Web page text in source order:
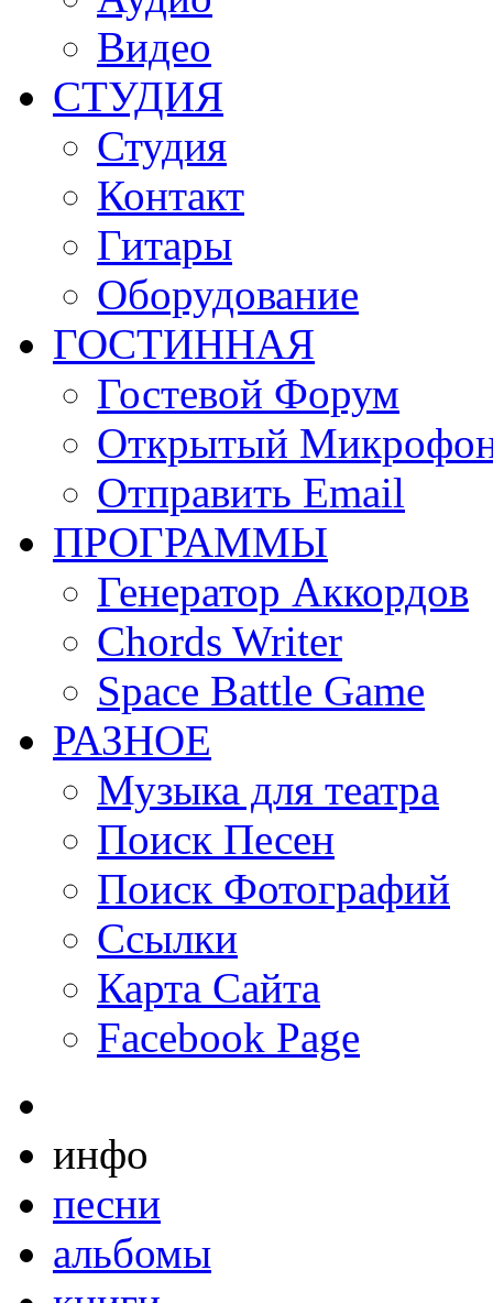
Видео
СТУДИЯ
Студия
Контакт
Гитары
Оборудование
ГОСТИННАЯ
Гостевой Форум
Открытый
Отправить Email
ПРОГРАММЫ
Генератор Аккордов
Chords Writer
Space Battle Game
РАЗНОЕ
Музыка для театра
Поиск Песен
Поиск Фотографий
Ссылки
Карта Сайта
Facebook Page
инфо
песни
альбомы